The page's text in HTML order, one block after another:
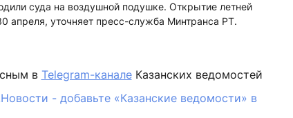
суда на воздушной подушке. Открытие летней
апреля, уточняет пресс-служба Минтранса РТ.
в Telegram-каналеКазанских ведомостей
- добавьте «Казанские ведомости» в